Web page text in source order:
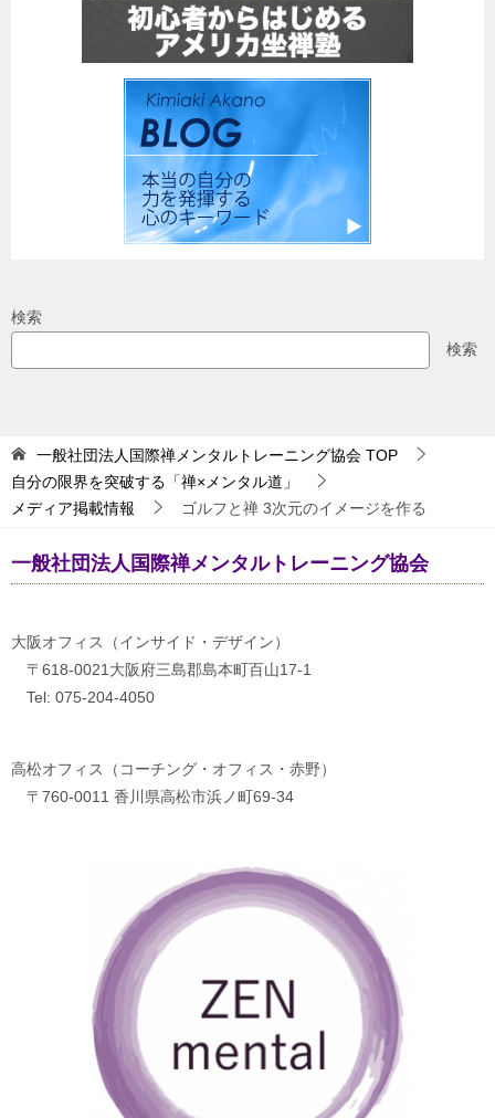
検索
検索
一般社団法人国際禅メンタルトレーニング協会 TOP
自分の限界を突破する「禅×メンタル道」
メディア掲載情報
ゴルフと禅 3次元のイメージを作る
一般社団法人国際禅メンタルトレーニング協会
大阪オフィス（インサイド・デザイン）
〒618-0021大阪府三島郡島本町百山17-1
Tel: 075-204-4050
高松オフィス（コーチング・オフィス・赤野）
〒760-0011 香川県高松市浜ノ町69-34